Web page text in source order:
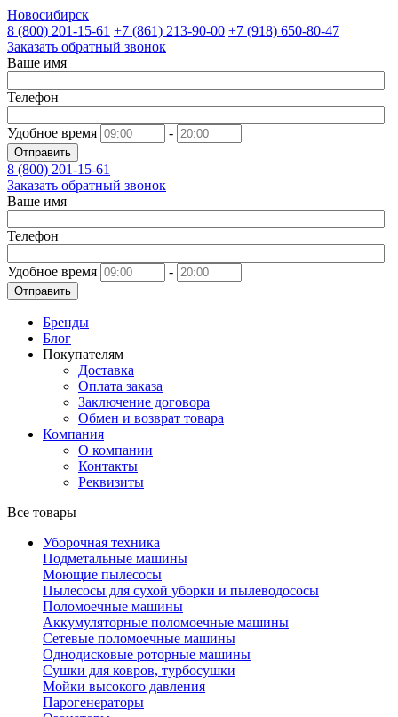
Новосибирск
8 (800) 201-15-61 +7 (861) 213-90-00 +7 (918) 650-80-47
Заказать обратный звонок
Ваше имя
Телефон
Удобное время -
Отправить
8 (800) 201-15-61
Заказать обратный звонок
Ваше имя
Телефон
Удобное время -
Отправить
Бренды
Блог
Покупателям
Доставка
Оплата заказа
Заключение договора
Обмен и возврат товара
Компания
О компании
Контакты
Реквизиты
Все товары
Уборочная техника
Подметальные машины
Моющие пылесосы
Пылесосы для сухой уборки и пылеводососы
Поломоечные машины
Аккумуляторные поломоечные машины
Сетевые поломоечные машины
Однодисковые роторные машины
Сушки для ковров, турбосушки
Мойки высокого давления
Парогенераторы